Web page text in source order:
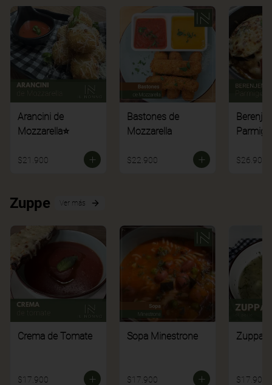
Arancini de
Mozzarella⭐
$21.900
Bastones de
Mozzarella
$22.900 $26.900
Zuppe Ver más
Crema de Tomate
$17.900
Sopa Minestrone
$17.900
Zuppa
$17.900